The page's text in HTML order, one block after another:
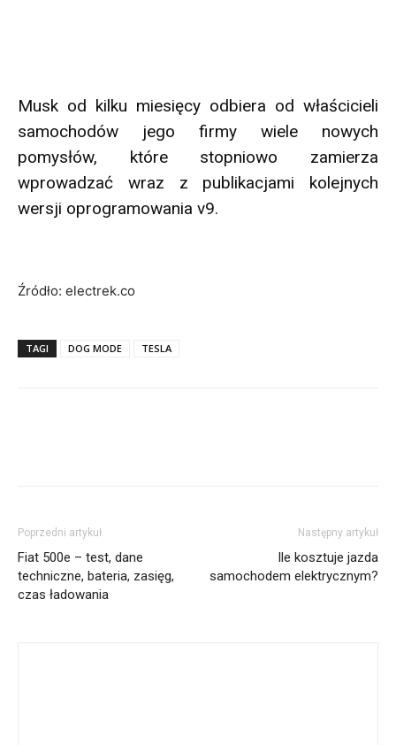
Musk od kilku miesięcy odbiera od właścicieli
samochodów jego firmy wiele nowych
pomysłów, które stopniowo zamierza
wprowadzać wraz z publikacjami kolejnych
wersji oprogramowania v9.
Źródło: electrek.co
TAGI DOG MODE TESLA
Poprzedni artykuł
Fiat 500e – test, dane
techniczne, bateria, zasięg,
czas ładowania
Następny artykuł
Ile kosztuje jazda
samochodem elektrycznym?